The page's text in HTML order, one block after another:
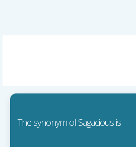
The synonym of Sagacious is -----